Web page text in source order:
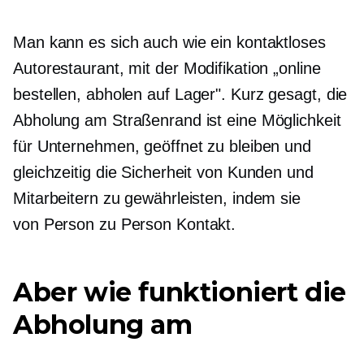
Man kann es sich auch wie ein kontaktloses
Autorestaurant, mit der Modifikation „online
bestellen, abholenauf Lager". Kurz gesagt, die
Abholung am Straßenrand ist eine Möglichkeit
für Unternehmen, geöffnet zu bleiben und
gleichzeitig die Sicherheit von Kunden und
Mitarbeitern zu gewährleisten, indem sie
von Person zu Person Kontakt.
Aber wie funktioniert die
Abholung am